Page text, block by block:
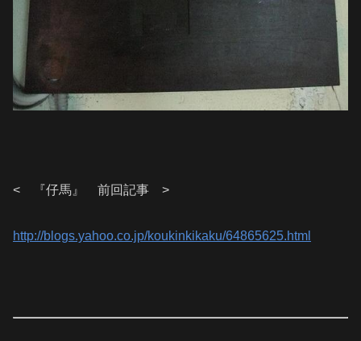
< 『仔馬』 前回記事 >
http://blogs.yahoo.co.jp/koukinkikaku/64865625.html